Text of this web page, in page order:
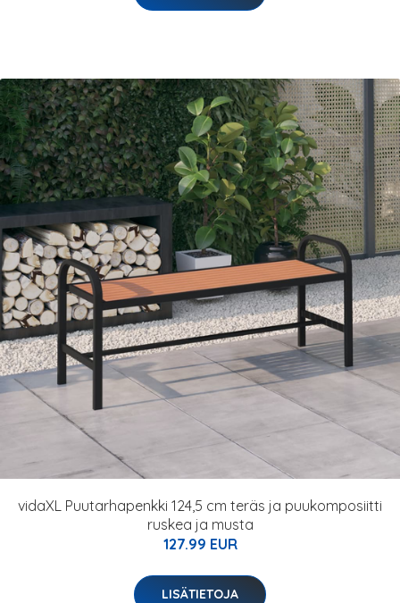
vidaXL Puutarhapenkki 124,5 cm teräs ja puukomposiitti
ruskea ja musta
127.99 EUR
LISÄTIETOJA